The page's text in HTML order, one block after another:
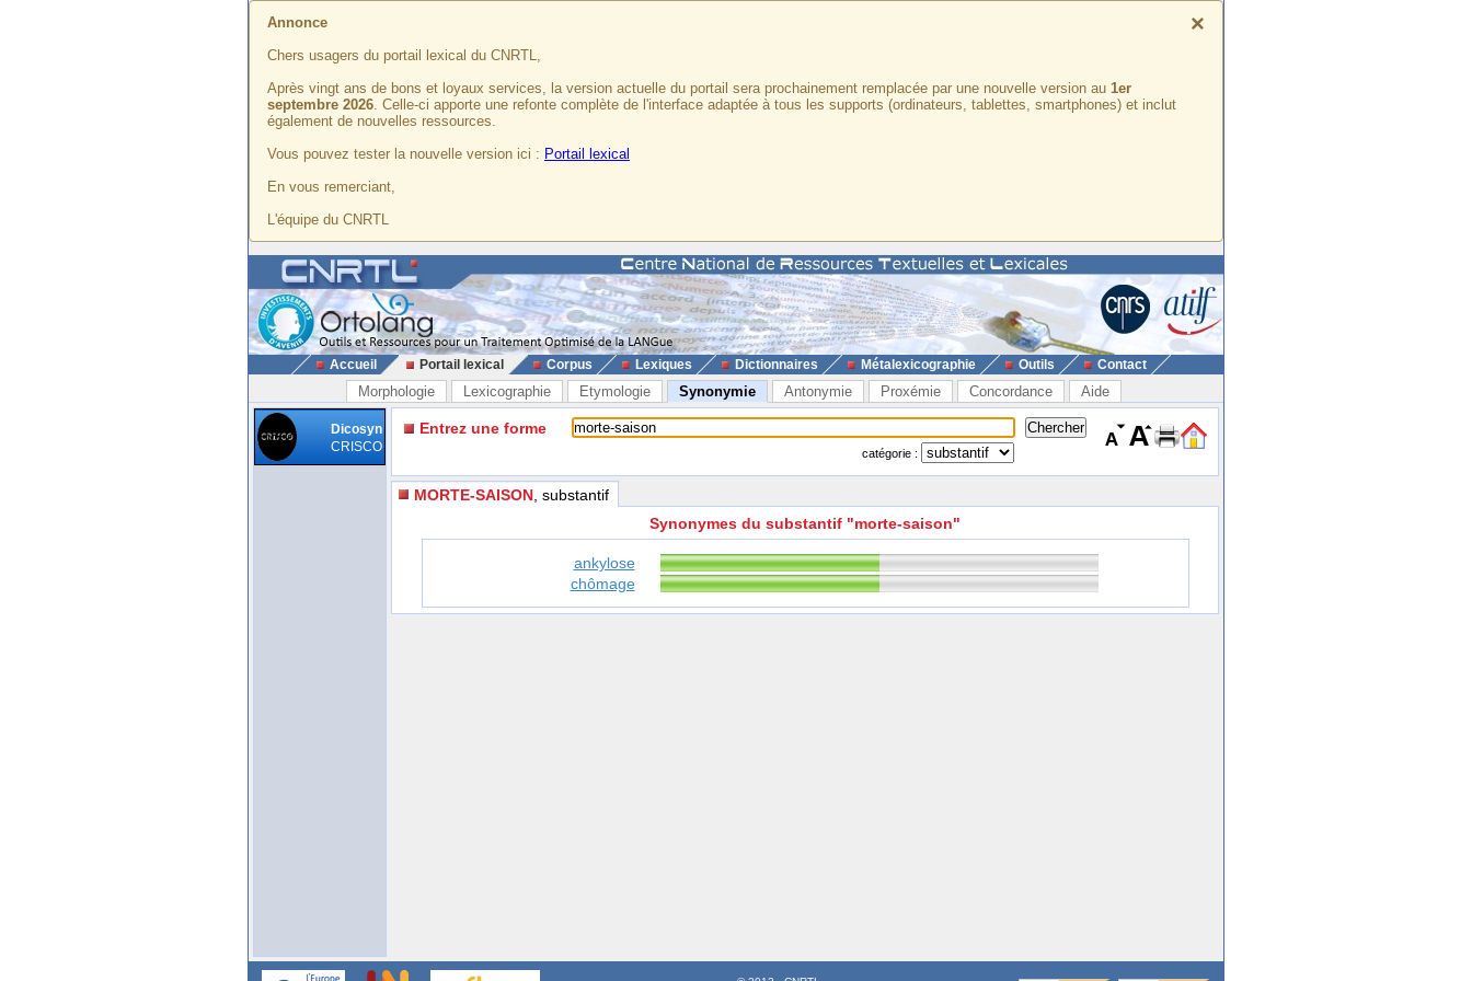
×
Annonce
Chers usagers du portail lexical du CNRTL,
Après vingt ans de bons et loyaux services, la version actuelle du portail sera prochainement remplacée par une nouvelle version au 1er
septembre 2026. Celle-ci apporte une refonte complète de l'interface adaptée à tous les supports (ordinateurs, tablettes, smartphones) et inclut
également de nouvelles ressources.
Vous pouvez tester la nouvelle version ici : Portail lexical
En vous remerciant,
L'équipe du CNRTL
Accueil Portail lexical Corpus Lexiques Dictionnaires Métalexicographie Outils Contact
Morphologie Lexicographie Etymologie Synonymie Antonymie Proxémie Concordance Aide
Dicosyn
CRISCO
Entrez une forme
catégorie :
MORTE-SAISON , substantif
Synonymes du substantif "morte-saison"
ankylose
chômage